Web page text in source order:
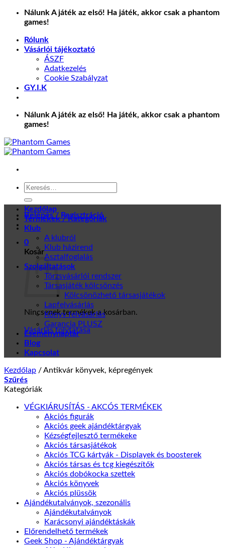
Skip
Nálunk A játék az első! Ha játék, akkor csak a phantom
games!
Rólunk
Vásárlói tájékoztató
ÁSZF
Adatkezelés
Cookie Szabályzat
GY.I.K
Nálunk A játék az első! Ha játék, akkor csak a phantom
games!
Keresés
következőre:
Belépés / Regisztráció
0
Kosár
Nincsenek termékek a kosárban.
Vásárlás folytatása
Kezdőlap
Termékek / Kategóriák
Klub
A klubról
Klub házirend
Asztalfoglalás
Szolgáltatások
Törzsvásárlói rendszer
Társasjáték kölcsönzés
Kölcsönözhető társasjátékok
Lapfelvásárlás
Könyv felvásárlás
Garancia PLUSZ
Eseménynaptár
Blog
Kapcsolat
Kezdőlap /Antikvár könyvek, képregények
Szűrés
Kategóriák
VÉGKIÁRUSÍTÁS - AKCÓS TERMÉKEK
Akciós figurák
Akciós geek ajándéktárgyak
Kézségfejlesztő termékeke
Akciós társasjátékok
Akciós TCG kártyák - Displayek és boosterek
Akciós társas és tcg kiegészítők
Akciós dobókocka szettek
Akciós könyvek
Akciós plüssök
Ajándékutalványok, szezonális
Ajándékutalványok
Karácsonyi ajándéktáskák
Előrendelhető termékek
Geek Shop - Ajándéktárgyak